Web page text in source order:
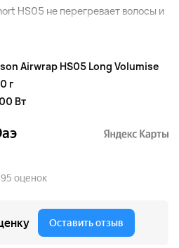
HS05 не перегревает волосы и
Airwrap HS05 Long Volumise
г
Вт